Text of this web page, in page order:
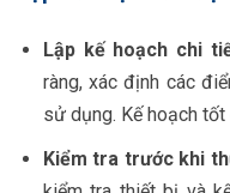
Lập kế hoạch chi
ràng, xác định các
sử dụng. Kế hoạch
Kiểm tra trước khi